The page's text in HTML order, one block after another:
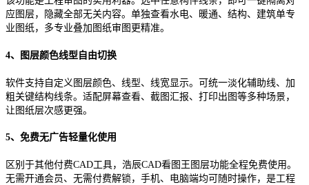
应图层，隐藏全部无关内容。单独查看水电、暖通、结构、建筑单专
业图纸，多专业叠加图纸审图更精准。
4、图层颜色线型自由切换
软件支持自定义图层颜色、线型、线宽显示。可统一淡化辅助线、加
粗关键结构线条。适配屏幕查看、截图汇报、打印出图等多种场景，
让图纸层次感更强。
5、免费无广告轻量化使用
区别于其他付费CAD工具，浩辰CAD看图王图层功能全程免费使用。
无需开通会员、无需付费解锁，手机、电脑端均可随时操作，是工程